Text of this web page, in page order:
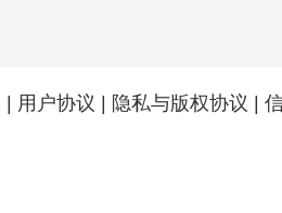
用户协议 隐私与版权协议